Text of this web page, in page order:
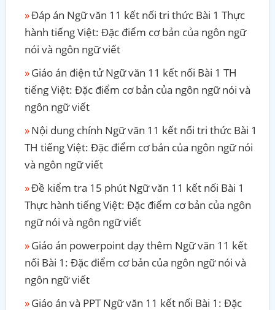
Đáp án Ngữ văn 11 kết nối tri thức Bài 1 Thực
hành tiếng Việt: Đặc điểm cơ bản của ngôn ngữ
nói và ngôn ngữ viết
Giáo án điện tử Ngữ văn 11 kết nối Bài 1 TH
tiếng Việt: Đặc điểm cơ bản của ngôn ngữ nói và
ngôn ngữ viết
Nội dung chính Ngữ văn 11 kết nối tri thức Bài 1
TH tiếng Việt: Đặc điểm cơ bản của ngôn ngữ nói
và ngôn ngữ viết
Đề kiểm tra 15 phút Ngữ văn 11 kết nối Bài 1
Thực hành tiếng Việt: Đặc điểm cơ bản của ngôn
ngữ nói và ngôn ngữ viết
Giáo án powerpoint dạy thêm Ngữ văn 11 kết
nối Bài 1: Đặc điểm cơ bản của ngôn ngữ nói và
ngôn ngữ viết
Giáo án và PPT Ngữ văn 11 kết nối Bài 1: Đặc